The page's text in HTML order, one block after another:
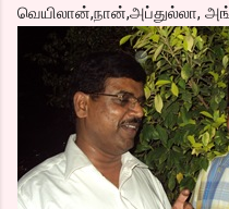
வெயிலான்,நான்,அப்துல்லா,